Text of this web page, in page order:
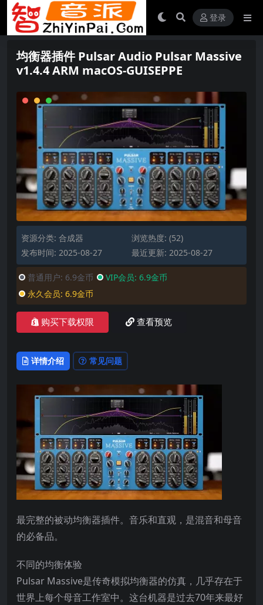
登录
均衡器插件 Pulsar Audio Pulsar Massive
v1.4.4 ARM macOS-GUISEPPE
资源分类: 合成器
浏览热度: (52)
发布时间: 2025-08-27
最近更新: 2025-08-27
普通用户: 6.9金币 VIP会员: 6.9金币
永久会员: 6.9金币
购买下载权限 查看预览
详情介绍 常见问题
最完整的被动均衡器插件。音乐和直观，是混音和母音
的必备品。
不同的均衡体验
Pulsar Massive是传奇模拟均衡器的仿真，几乎存在于
世界上每个母音工作室中。这台机器是过去70年来最好